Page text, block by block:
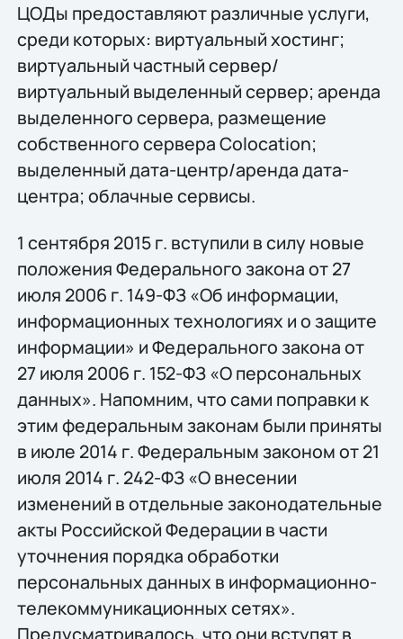
ЦОДы предоставляют различные услуги,
среди которых: виртуальный хостинг;
виртуальный частный сервер/
виртуальный выделенный сервер; аренда
выделенного сервера, размещение
собственного сервера Colocation;
выделенный дата-центр/аренда дата-
центра; облачные сервисы.
1 сентября 2015 г. вступили в силу новые
положения Федерального закона от 27
июля 2006 г. 149-ФЗ «Об информации,
информационных технологиях и о защите
информации» и Федерального закона от
27 июля 2006 г. 152-ФЗ «О персональных
данных». Напомним, что сами поправки к
этим федеральным законам были приняты
в июле 2014 г. Федеральным законом от 21
июля 2014 г. 242-ФЗ «О внесении
изменений в отдельные законодательные
акты Российской Федерации в части
уточнения порядка обработки
персональных данных в информационно-
телекоммуникационных сетях».
Предусматривалось, что они вступят в